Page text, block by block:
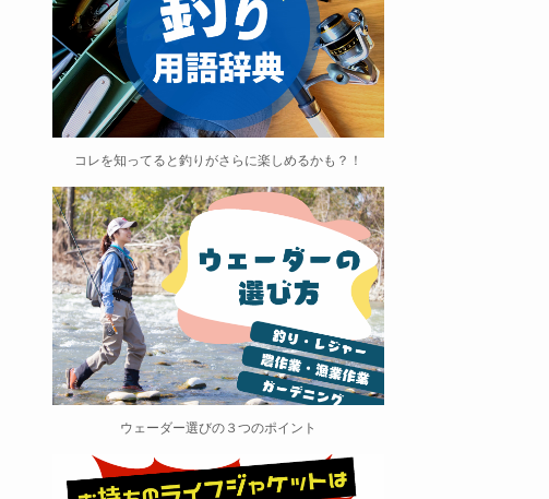
コレを知ってると釣りがさらに楽しめるかも？！
ウェーダー選びの３つのポイント